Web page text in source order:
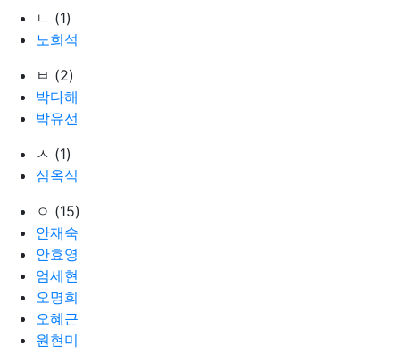
ㄴ (1)
노희석
ㅂ (2)
박다해
박유선
ㅅ (1)
심옥식
ㅇ (15)
안재숙
안효영
엄세현
오명희
오혜근
원현미